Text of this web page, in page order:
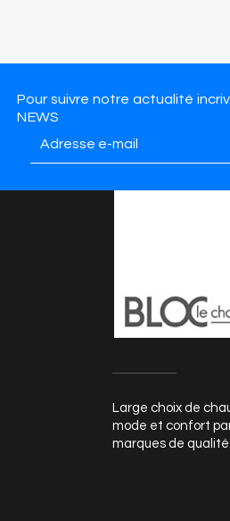
Pour suivre notre actualité
NEWS
Large choix de
mode et confort
marques de qualité.